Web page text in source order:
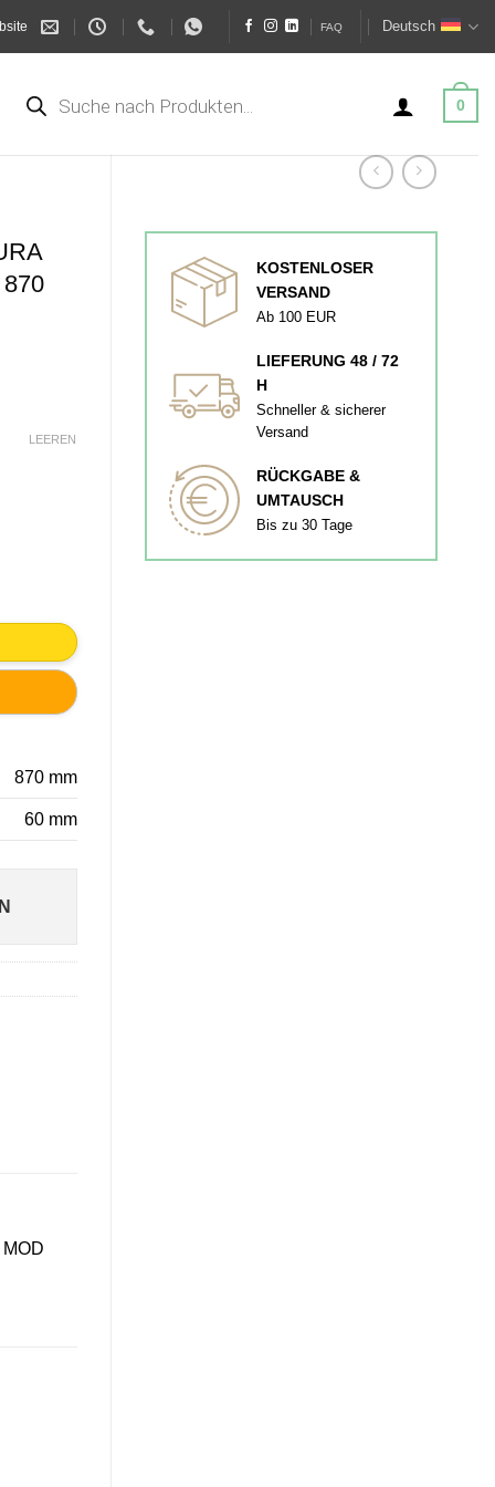
FAQ Deutsch
search
0
KOSTENLOSER
VERSAND
Ab 100 EUR
LIEFERUNG 48 / 72
H
Schneller & sicherer
Versand
RÜCKGABE &
UMTAUSCH
Bis zu 30 Tage
LEEREN
60MM Menge
870 mm
60 mm